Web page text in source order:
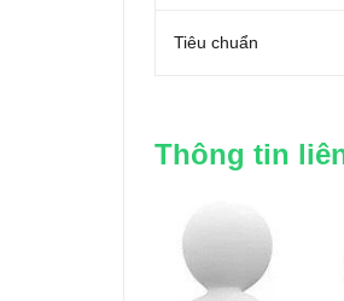
Tiêu chuẩn
Thông tin